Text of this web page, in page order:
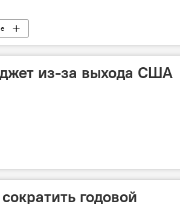
из-за выхода США
годовой